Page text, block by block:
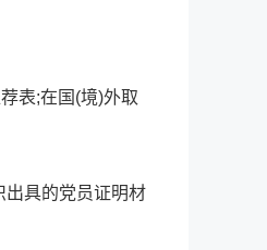
表;在国(境)外取
具的党员证明材